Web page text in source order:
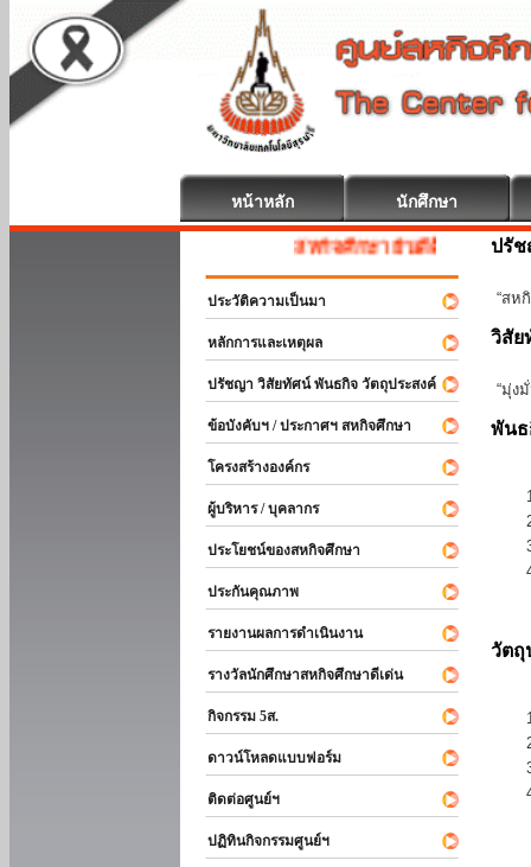
หน้าหลัก นักศึกษา
สหกิจศึกษา ยินดีต้อนรับ
ประวัติความเป็นมา
หลักการและเหตุผล
ปรัชญา วิสัยทัศน์ พันธกิจ วัตถุประสงค์
ข้อบังคับฯ / ประกาศฯ สหกิจศึกษา
โครงสร้างองค์กร
ผู้บริหาร / บุคลากร
ประโยชน์ของสหกิจศึกษา
ประกันคุณภาพ
รายงานผลการดำเนินงาน
รางวัลนักศึกษาสหกิจศึกษาดีเด่น
กิจกรรม 5ส.
ดาวน์โหลดแบบฟอร์ม
ติดต่อศูนย์ฯ
ปฏิทินกิจกรรมศูนย์ฯ
ปรั
“สห
วิสัย
“มุ่ง
พัน
วัตถุ